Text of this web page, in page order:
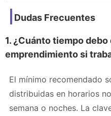
Dudas Frecuentes
1. ¿Cuánto tiempo debo
emprendimiento si
El mínimo recomendado
distribuidas en horarios
semana o noches. La